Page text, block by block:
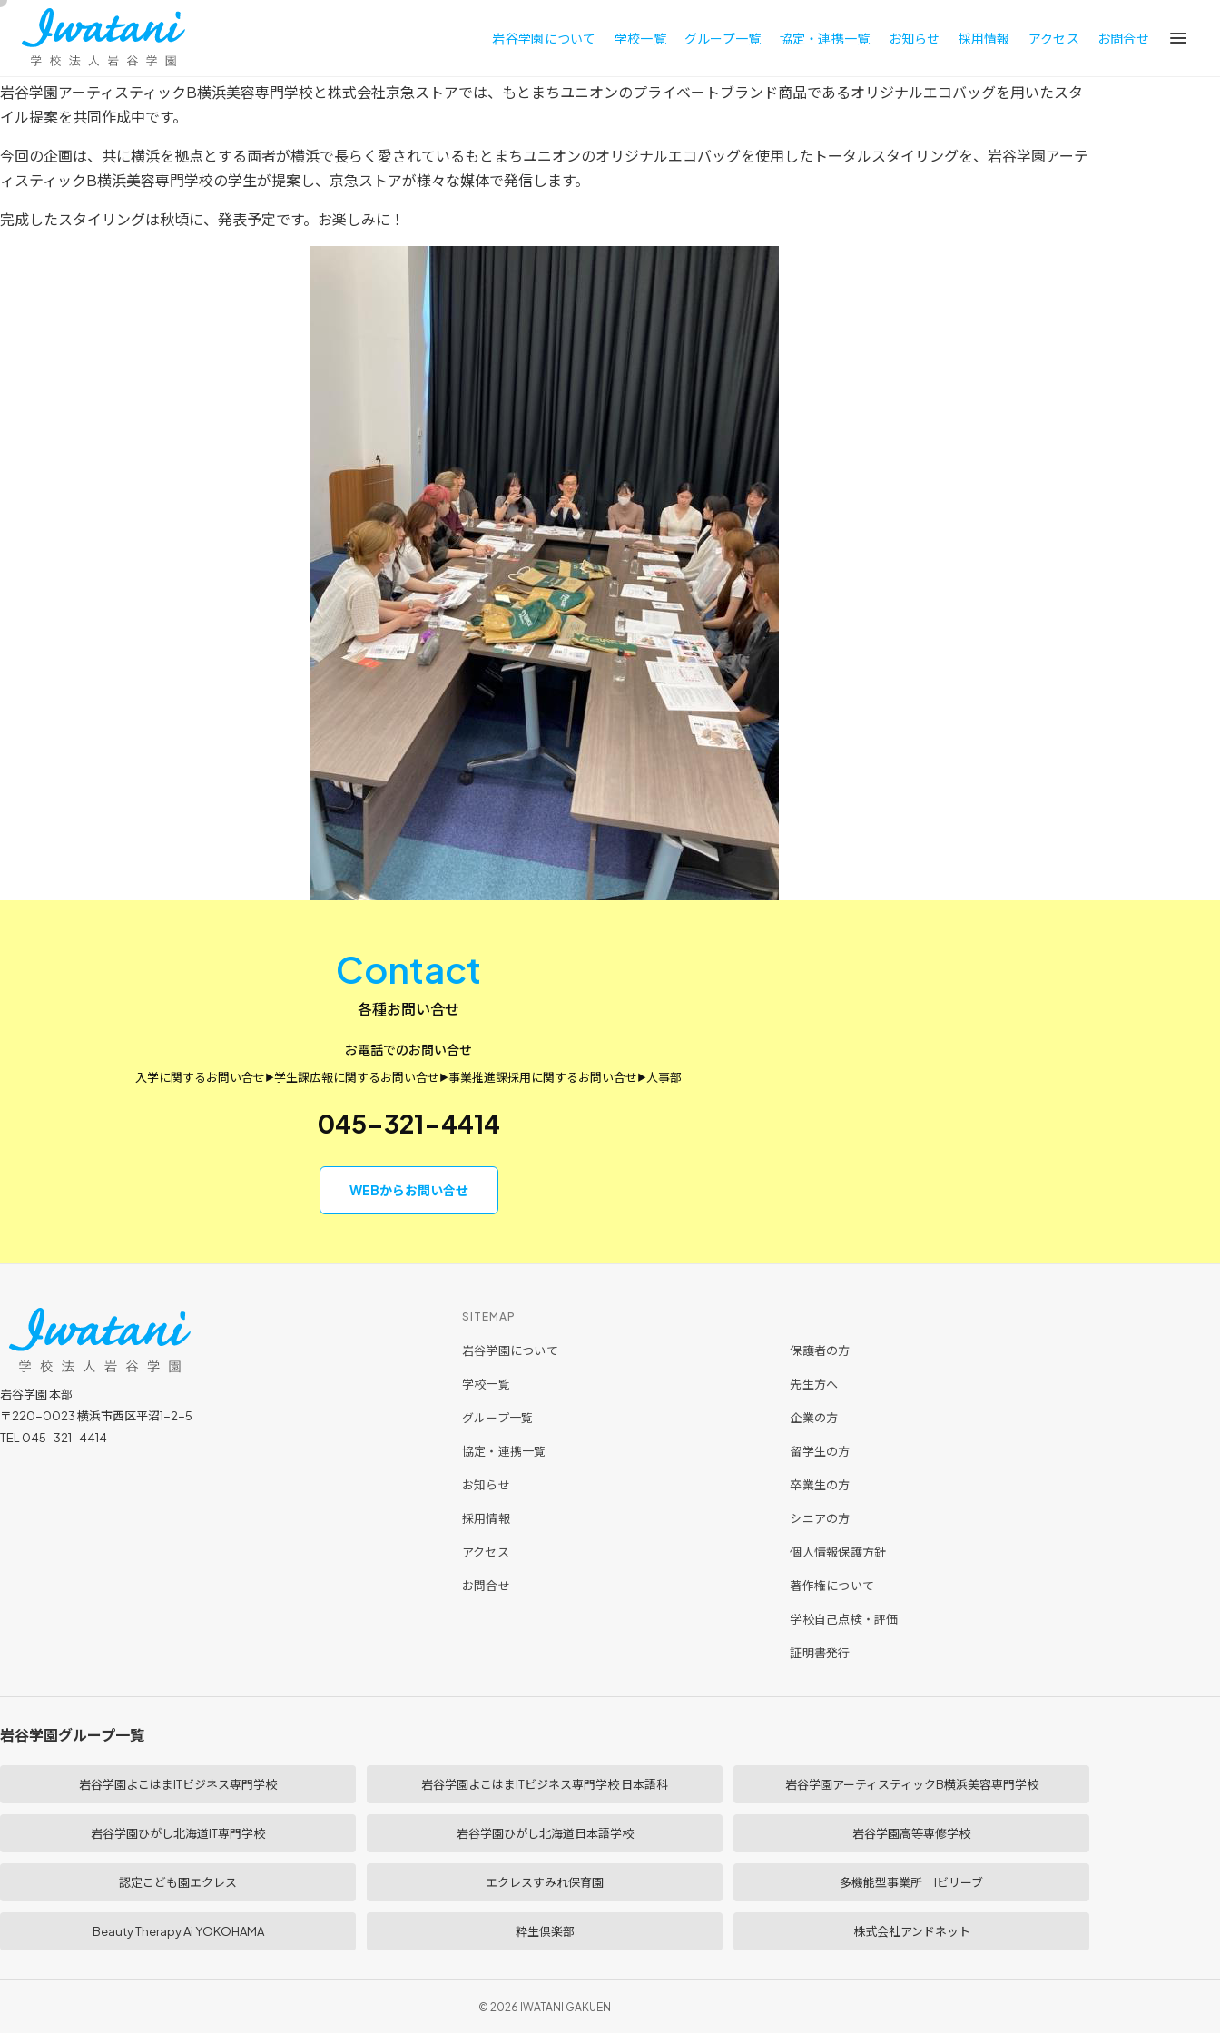
岩谷学園について 学校一覧 グループ一覧 協定・連携一覧 お知らせ 採用情報 アクセス お問合せ
岩谷学園アーティスティックB横浜美容専門学校と株式会社京急ストアでは、もとまちユニオンのプライベートブランド商品であるオリジナルエコバッグを用いたスタ
イル提案を共同作成中です。
今回の企画は、共に横浜を拠点とする両者が横浜で長らく愛されているもとまちユニオンのオリジナルエコバッグを使用したトータルスタイリングを、岩谷学園アーテ
ィスティックB横浜美容専門学校の学生が提案し、京急ストアが様々な媒体で発信します。
完成したスタイリングは秋頃に、発表予定です。お楽しみに！
Contact
各種お問い合せ
お電話でのお問い合せ
入学に関するお問い合せ▶学生課広報に関するお問い合せ▶事業推進課採用に関するお問い合せ▶ 人事部
045-321-4414
WEBからお問い合せ
岩谷学園 本部
〒220-0023 横浜市西区平沼1-2-5
TEL 045-321-4414
SITEMAP
岩谷学園について
学校一覧
グループ一覧
協定・連携一覧
お知らせ
採用情報
アクセス
お問合せ
保護者の方
先生方へ
企業の方
留学生の方
卒業生の方
シニアの方
個人情報保護方針
著作権について
学校自己点検・評価
証明書発行
岩谷学園グループ一覧
岩谷学園よこはまITビジネス専門学校 岩谷学園よこはまITビジネス専門学校 日本語科 岩谷学園アーティスティックB横浜美容専門学校
岩谷学園ひがし北海道IT専門学校 岩谷学園ひがし北海道日本語学校 岩谷学園高等専修学校
認定こども園エクレス エクレスすみれ保育園 多機能型事業所 Iビリーブ
Beauty Therapy Ai YOKOHAMA 粋生倶楽部 株式会社アンドネット
© 2026 IWATANI GAKUEN